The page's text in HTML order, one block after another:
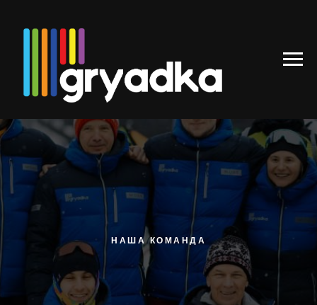
НАША КОМАНДА